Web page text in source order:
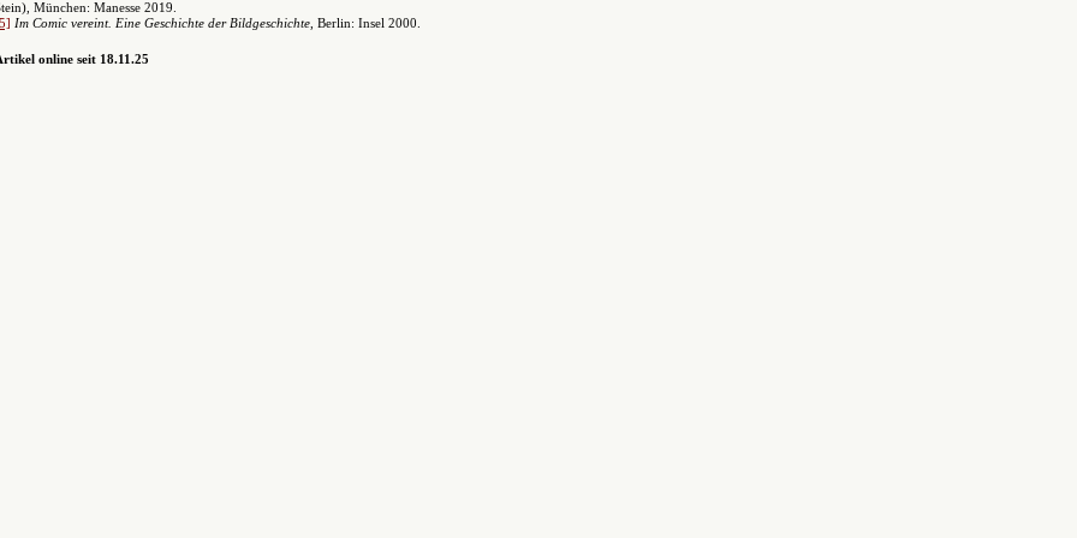
München: Manesse 2019.
Im Comic vereint. Eine Geschichte der Bildgeschichte , Berlin: Insel 2000.
online seit 18.11.25